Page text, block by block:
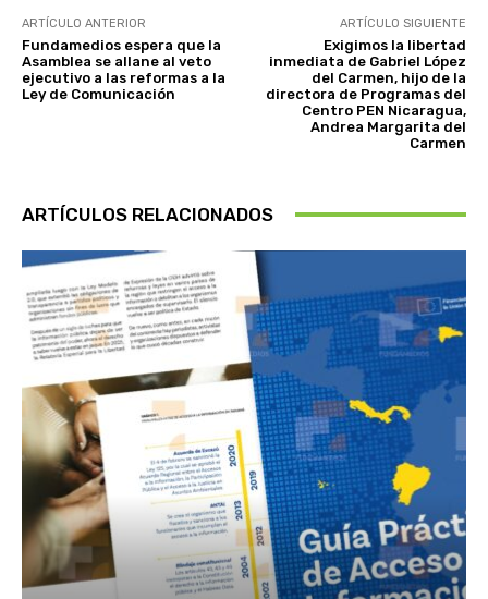
ARTÍCULO ANTERIOR
Fundamedios espera que la
Asamblea se allane al veto
ejecutivo a las reformas a la
Ley de Comunicación
ARTÍCULO SIGUIENTE
Exigimos la libertad
inmediata de Gabriel López
del Carmen, hijo de la
directora de Programas del
Centro PEN Nicaragua,
Andrea Margarita del
Carmen
ARTÍCULOS RELACIONADOS